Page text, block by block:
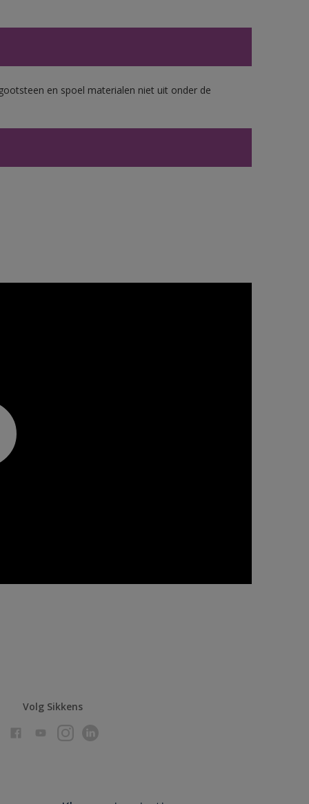
en spoel materialen niet uit onder de
Volg Sikkens